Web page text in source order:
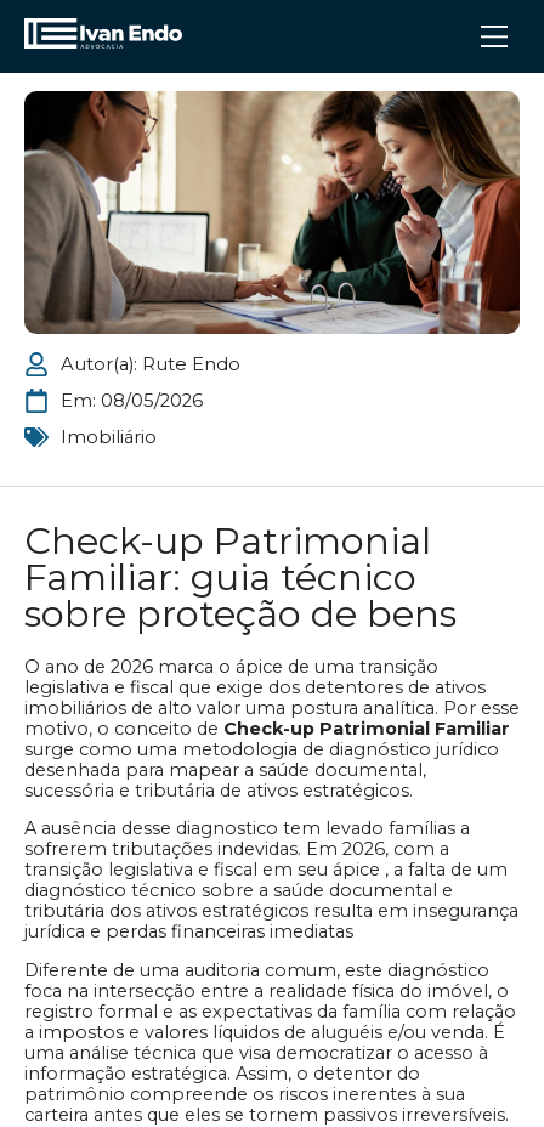
Autor(a): Rute Endo
Em: 08/05/2026
Imobiliário
Check-up Patrimonial
Familiar: guia técnico
sobre proteção de bens
O ano de 2026 marca o ápice de uma transição
legislativa e fiscal que exige dos detentores de ativos
imobiliários de alto valor uma postura analítica. Por esse
motivo, o conceito de Check-up Patrimonial Familiar
surge como uma metodologia de diagnóstico jurídico
desenhada para mapear a saúde documental,
sucessória e tributária de ativos estratégicos.
A ausência desse diagnostico tem levado famílias a
sofrerem tributações indevidas. Em 2026, com a
transição legislativa e fiscal em seu ápice , a falta de um
diagnóstico técnico sobre a saúde documental e
tributária dos ativos estratégicos resulta em insegurança
jurídica e perdas financeiras imediatas
Diferente de uma auditoria comum, este diagnóstico
foca na intersecção entre a realidade física do imóvel, o
registro formal e as expectativas da família com relação
a impostos e valores líquidos de aluguéis e/ou venda. É
uma análise técnica que visa democratizar o acesso à
informação estratégica. Assim, o detentor do
patrimônio compreende os riscos inerentes à sua
carteira antes que eles se tornem passivos irreversíveis.